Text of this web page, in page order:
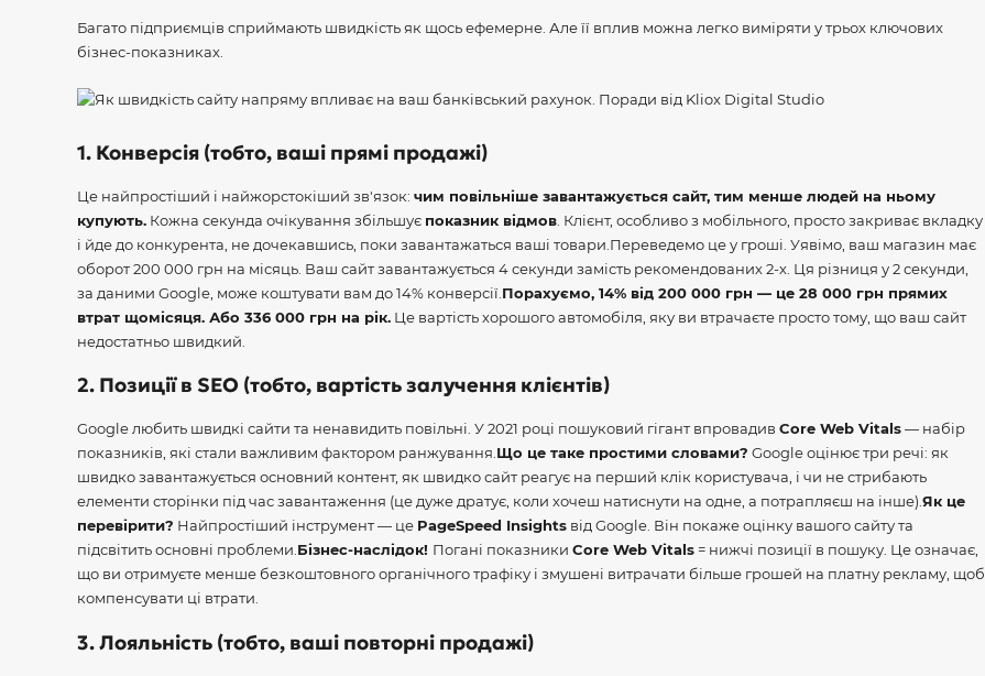
Багато підприємців сприймають швидкість як щось ефемерне. Але її вплив можна легко виміряти у трьох ключових
бізнес-показниках.
1. Конверсія (тобто, ваші прямі продажі)
Це найпростіший і найжорстокіший зв'язок: чим повільніше завантажується сайт, тим менше людей на ньому
купують. Кожна секунда очікування збільшує показник відмов . Клієнт, особливо з мобільного, просто закриває вкладку
і йде до конкурента, не дочекавшись, поки завантажаться ваші товари. Переведемо це у гроші. Уявімо, ваш магазин має
оборот 200 000 грн на місяць. Ваш сайт завантажується 4 секунди замість рекомендованих 2-х. Ця різниця у 2 секунди,
за даними Google, може коштувати вам до 14% конверсії. Порахуємо, 14% від 200 000 грн — це 28 000 грн прямих
втрат щомісяця. Або 336 000 грн на рік. Це вартість хорошого автомобіля, яку ви втрачаєте просто тому, що ваш сайт
недостатньо швидкий.
2. Позиції в SEO (тобто, вартість залучення клієнтів)
Google любить швидкі сайти та ненавидить повільні. У 2021 році пошуковий гігант впровадив Core Web Vitals — набір
показників, які стали важливим фактором ранжування.Що це таке простими словами? Google оцінює три речі: як
швидко завантажується основний контент, як швидко сайт реагує на перший клік користувача, і чи не стрибають
елементи сторінки під час завантаження (це дуже дратує, коли хочеш натиснути на одне, а потрапляєш на інше).Як це
перевірити? Найпростіший інструмент — це PageSpeed Insights від Google. Він покаже оцінку вашого сайту та
підсвітить основні проблеми.Бізнес-наслідок! Погані показники Core Web Vitals = нижчі позиції в пошуку. Це означає,
що ви отримуєте менше безкоштовного органічного трафіку і змушені витрачати більше грошей на платну рекламу, щоб
компенсувати ці втрати.
3. Лояльність (тобто, ваші повторні продажі)